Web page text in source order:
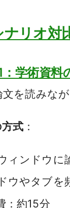
リオ対
学術資料
文を読みな
式 ：
ィンドウに
ウやタブを
：約15分